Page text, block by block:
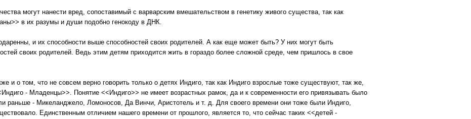
могут нанести вред, сопоставимый с варварским вмешательством в генетику живого существа, так как
в их разумы и души подобно генокоду в ДНК.
и их способности выше способностей своих родителей. А как еще может быть? У них могут быть
своих родителей. Ведь этим детям приходится жить в гораздо более сложной среде, чем пришлось в свое
и о том, что не совсем верно говорить только о детях Индиго, так как Индиго взрослые тоже существуют, так же,
- Младенцы>>. Понятие <<Индиго>> не имеет возрастных рамок, да и к современности его привязывать было
раньше - Микеланджело, Ломоносов, Да Винчи, Аристотель и т. д. Для своего времени они тоже были Индиго,
Единственным отличием нашего времени от прошлого, является то, что сейчас таких <<детей -